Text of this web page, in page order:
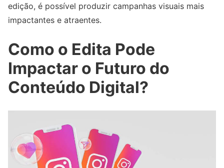
edição, é possível produzir campanhas visuais mais
impactantes e atraentes.
Como o Edita Pode
Impactar o Futuro do
Conteúdo Digital?